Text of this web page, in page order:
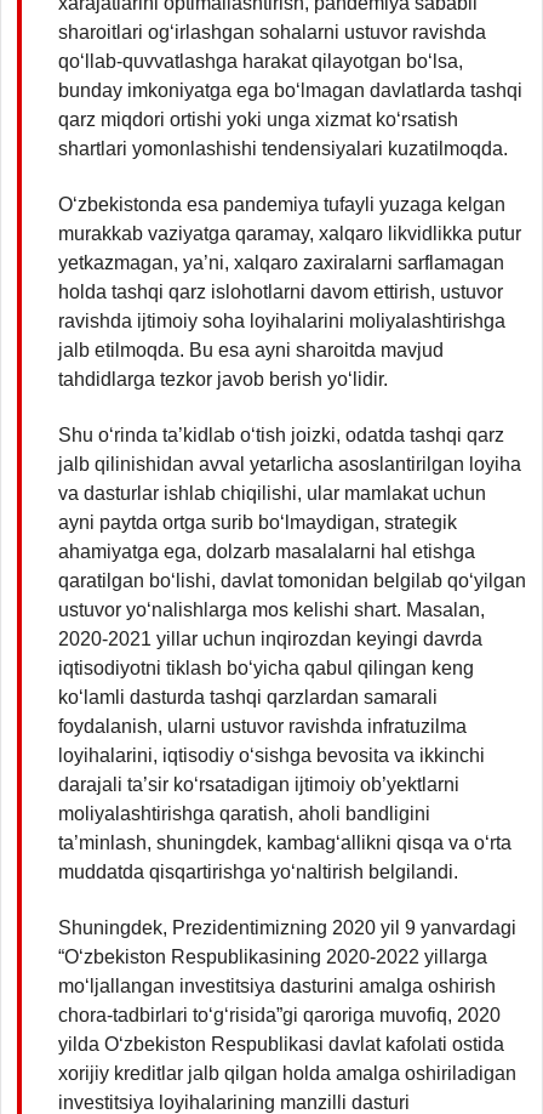
sharoitlari og‘irlashgan sohalarni ustuvor ravishda
qo‘llab-quvvatlashga harakat qilayotgan bo‘lsa,
bunday imkoniyatga ega bo‘lmagan davlatlarda tashqi
qarz miqdori ortishi yoki unga xizmat ko‘rsatish
shartlari yomonlashishi tendensiyalari kuzatilmoqda.
O‘zbekistonda esa pandemiya tufayli yuzaga kelgan
murakkab vaziyatga qaramay, xalqaro likvidlikka putur
yetkazmagan, ya’ni, xalqaro zaxiralarni sarflamagan
holda tashqi qarz islohotlarni davom ettirish, ustuvor
ravishda ijtimoiy soha loyihalarini moliyalashtirishga
jalb etilmoqda. Bu esa ayni sharoitda mavjud
tahdidlarga tezkor javob berish yo‘lidir.
Shu o‘rinda ta’kidlab o‘tish joizki, odatda tashqi qarz
jalb qilinishidan avval yetarlicha asoslantirilgan loyiha
va dasturlar ishlab chiqilishi, ular mamlakat uchun
ayni paytda ortga surib bo‘lmaydigan, strategik
ahamiyatga ega, dolzarb masalalarni hal etishga
qaratilgan bo‘lishi, davlat tomonidan belgilab qo‘yilgan
ustuvor yo‘nalishlarga mos kelishi shart. Masalan,
2020-2021 yillar uchun inqirozdan keyingi davrda
iqtisodiyotni tiklash bo‘yicha qabul qilingan keng
ko‘lamli dasturda tashqi qarzlardan samarali
foydalanish, ularni ustuvor ravishda infratuzilma
loyihalarini, iqtisodiy o‘sishga bevosita va ikkinchi
darajali ta’sir ko‘rsatadigan ijtimoiy ob’yektlarni
moliyalashtirishga qaratish, aholi bandligini
ta’minlash, shuningdek, kambag‘allikni qisqa va o‘rta
muddatda qisqartirishga yo‘naltirish belgilandi.
Shuningdek, Prezidentimizning 2020 yil 9 yanvardagi
“O‘zbekiston Respublikasining 2020-2022 yillarga
mo‘ljallangan investitsiya dasturini amalga oshirish
chora-tadbirlari to‘g‘risida”gi qaroriga muvofiq, 2020
yilda O‘zbekiston Respublikasi davlat kafolati ostida
xorijiy kreditlar jalb qilgan holda amalga oshiriladigan
investitsiya loyihalarining manzilli dasturi